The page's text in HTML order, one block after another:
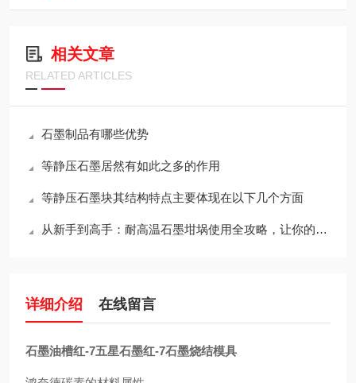
相关文章
RELATED ARTICLES
石墨制品有哪些优势
等静压石墨居然有如此之多的作用
等静压石墨块其结构特点主要体现在以下几个方面
从新手到高手：耐高温石墨坩埚使用全攻略，让你的工作更出色！
详细介绍 在线留言
石墨油槽红-7五星石墨红-7石墨烧结模具